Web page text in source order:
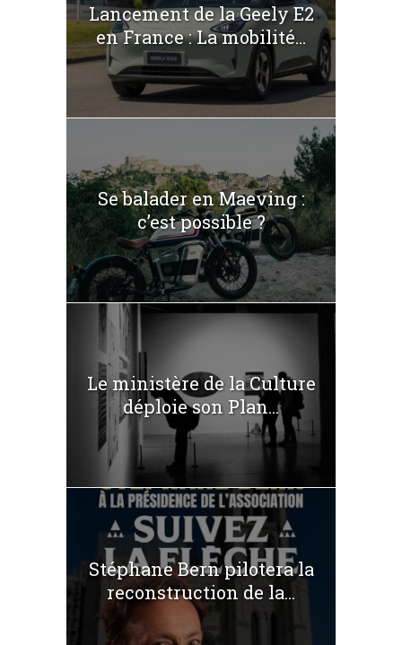
Lancement de la Geely E2
en France : La mobilité...
Se balader en Maeving :
c’est possible ?
Le ministère de la Culture
déploie son Plan...
Stéphane Bern pilotera la
reconstruction de la...